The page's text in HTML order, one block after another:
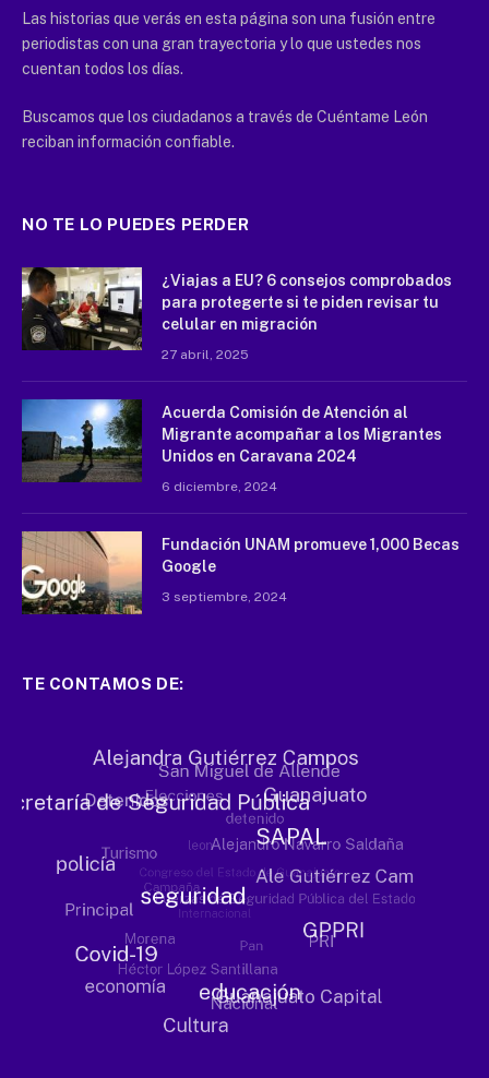
Las historias que verás en esta página son una fusión entre
periodistas con una gran trayectoria y lo que ustedes nos
cuentan todos los días.
Buscamos que los ciudadanos a través de Cuéntame León
reciban información confiable.
NO TE LO PUEDES PERDER
¿Viajas a EU? 6 consejos comprobados
para protegerte si te piden revisar tu
celular en migración
27 abril, 2025
Acuerda Comisión de Atención al
Migrante acompañar a los Migrantes
Unidos en Caravana 2024
6 diciembre, 2024
Fundación UNAM promueve 1,000 Becas
Google
3 septiembre, 2024
TE CONTAMOS DE: